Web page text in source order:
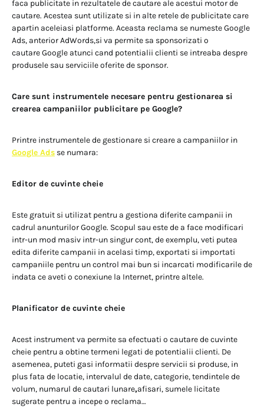
faca publicitate in rezultatele de cautare ale acestui motor de
cautare. Acestea sunt utilizate si in alte retele de publicitate care
apartin aceleiasi platforme. Aceasta reclama se numeste Google
Ads, anterior AdWords,si va permite sa sponsorizati o
cautare Google atunci cand potentialii clienti se intreaba despre
produsele sau serviciile oferite de sponsor.
Care sunt instrumentele necesare pentru gestionarea si
crearea campaniilor publicitare pe Google?
Printre instrumentele de gestionare si creare a campaniilor in
Google Ads se numara:
Editor de cuvinte cheie
Este gratuit si utilizat pentru a gestiona diferite campanii in
cadrul anunturilor Google. Scopul sau este de a face modificari
intr-un mod masiv intr-un singur cont, de exemplu, veti putea
edita diferite campanii in acelasi timp, exportati si importati
campaniile pentru un control mai bun si incarcati modificarile de
indata ce aveti o conexiune la Internet, printre altele.
Planificator de cuvinte cheie
Acest instrument va permite sa efectuati o cautare de cuvinte
cheie pentru a obtine termeni legati de potentialii clienti. De
asemenea, puteti gasi informatii despre servicii si produse, in
plus fata de locatie, intervalul de date, categorie, tendintele de
volum, numarul de cautari lunare,afisari, sumele licitate
sugerate pentru a incepe o reclama…